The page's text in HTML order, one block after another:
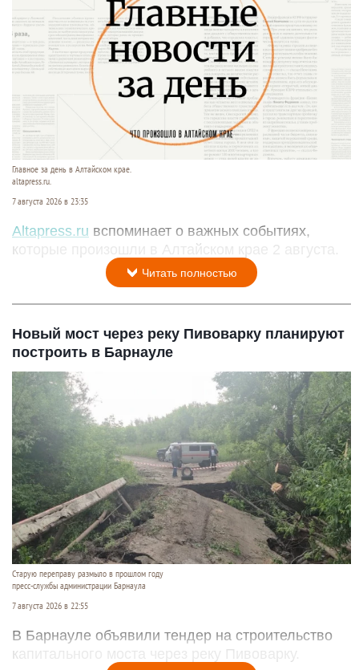
Главное за день в Алтайском крае.
altapress.ru.
7 августа 2026 в 23:35
Altapress.ru вспоминает о важных событиях,
которые произошли в Алтайском крае 2 августа.
Читать полностью
Новый мост через реку Пивоварку планируют
построить в Барнауле
Старую переправу размыло в прошлом году
пресс-службы администрации Барнаула
7 августа 2026 в 22:55
В Барнауле объявили тендер на строительство
капитального моста через реку Пивоварку.